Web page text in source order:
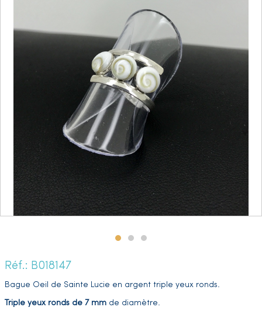
Réf.: B018147
Bague Oeil de Sainte Lucie en argent triple yeux ronds.
Triple yeux ronds de 7 mm de diamètre.